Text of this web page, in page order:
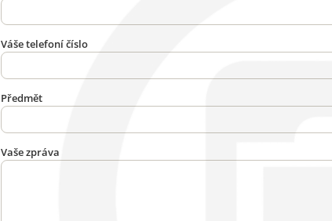
Váše telefoní číslo
Předmět
Vaše zpráva